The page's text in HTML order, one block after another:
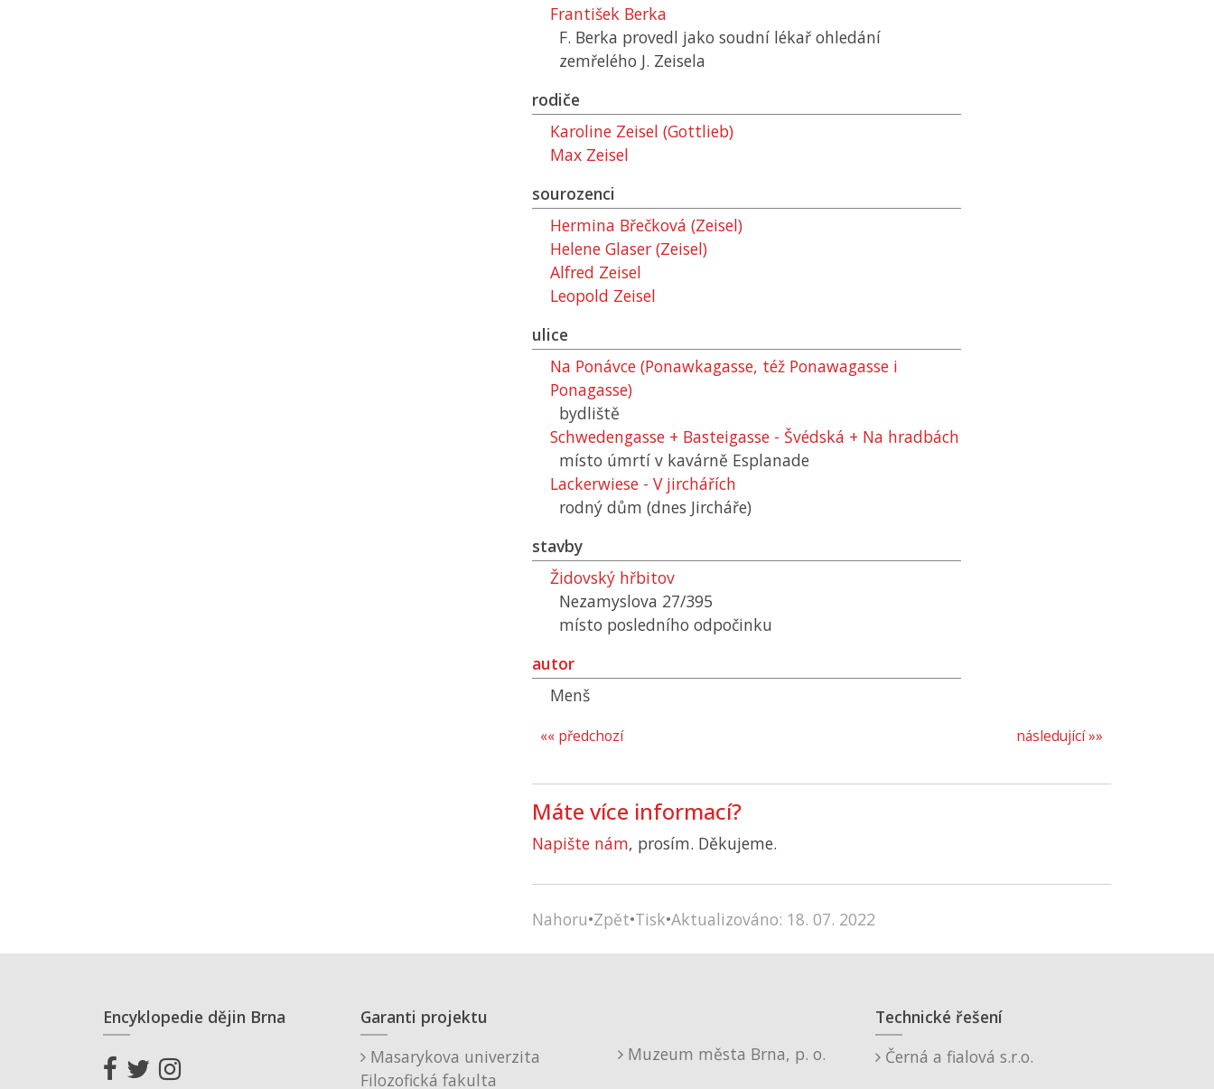
František Berka
F. Berka provedl jako soudní lékař ohledání
zemřelého J. Zeisela
rodiče
Karoline Zeisel (Gottlieb)
Max Zeisel
sourozenci
Hermina Břečková (Zeisel)
Helene Glaser (Zeisel)
Alfred Zeisel
Leopold Zeisel
ulice
Na Ponávce (Ponawkagasse, též Ponawagasse i
Ponagasse)
bydliště
Schwedengasse + Basteigasse - Švédská + Na hradbách
místo úmrtí v kavárně Esplanade
Lackerwiese - V jirchářích
rodný dům (dnes Jircháře)
stavby
Židovský hřbitov
Nezamyslova 27/395
místo posledního odpočinku
autor
Menš
následující »»
«« předchozí
Máte více informací?
Napište nám, prosím. Děkujeme.
Nahoru•Zpět•Tisk•Aktualizováno: 18. 07. 2022
Encyklopedie dějin Brna
Garanti projektu
Masarykova univerzita
Filozofická fakulta
Muzeum města Brna, p. o.
Technické řešení
Černá a fialová s.r.o.